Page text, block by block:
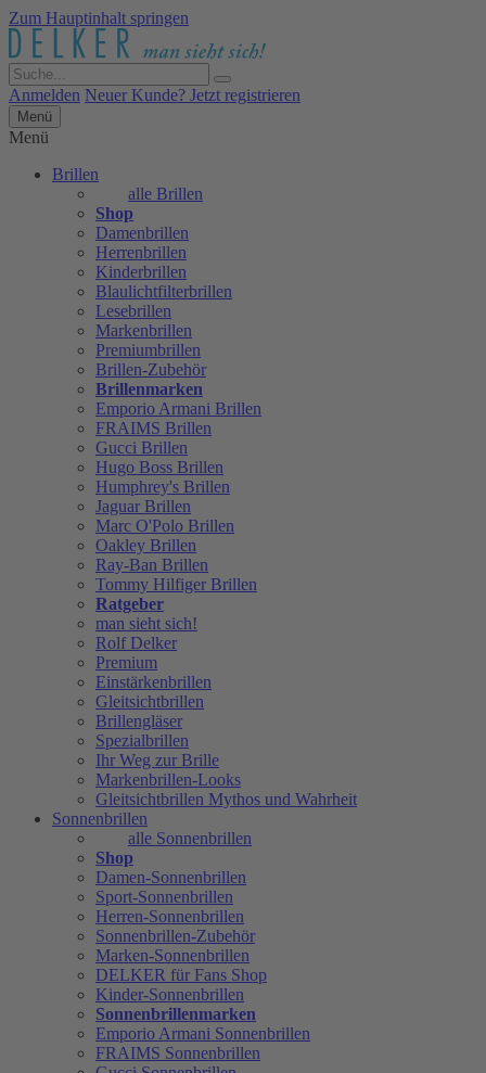
Zum Hauptinhalt springen
Anmelden Neuer Kunde? Jetzt registrieren
Menü
Menü
Brillen
alle Brillen
Shop
Damenbrillen
Herrenbrillen
Kinderbrillen
Blaulichtfilterbrillen
Lesebrillen
Markenbrillen
Premiumbrillen
Brillen-Zubehör
Brillenmarken
Emporio Armani Brillen
FRAIMS Brillen
Gucci Brillen
Hugo Boss Brillen
Humphrey's Brillen
Jaguar Brillen
Marc O'Polo Brillen
Oakley Brillen
Ray-Ban Brillen
Tommy Hilfiger Brillen
Ratgeber
man sieht sich!
Rolf Delker
Premium
Einstärkenbrillen
Gleitsichtbrillen
Brillengläser
Spezialbrillen
Ihr Weg zur Brille
Markenbrillen-Looks
Gleitsichtbrillen Mythos und Wahrheit
Sonnenbrillen
alle Sonnenbrillen
Shop
Damen-Sonnenbrillen
Sport-Sonnenbrillen
Herren-Sonnenbrillen
Sonnenbrillen-Zubehör
Marken-Sonnenbrillen
DELKER für Fans Shop
Kinder-Sonnenbrillen
Sonnenbrillenmarken
Emporio Armani Sonnenbrillen
FRAIMS Sonnenbrillen